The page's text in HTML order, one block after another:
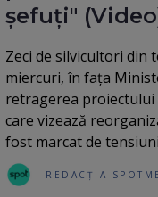
șefuți"
Zeci de silvicultori din
miercuri, în fața
retragerea
care vizează
fost marcat de
REDACȚIA